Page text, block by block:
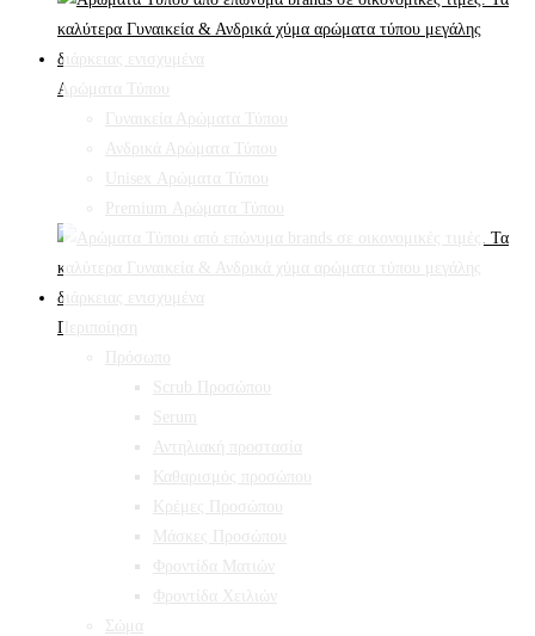
Αρώματα Τύπου
Γυναικεία Αρώματα Τύπου
Ανδρικά Αρώματα Τύπου
Unisex Αρώματα Τύπου
Premium Αρώματα Τύπου
Περιποίηση
Πρόσωπο
Scrub Προσώπου
Serum
Αντηλιακή προστασία
Καθαρισμός προσώπου
Κρέμες Προσώπου
Μάσκες Προσώπου
Φροντίδα Ματιών
Φροντίδα Χειλιών
Σώμα